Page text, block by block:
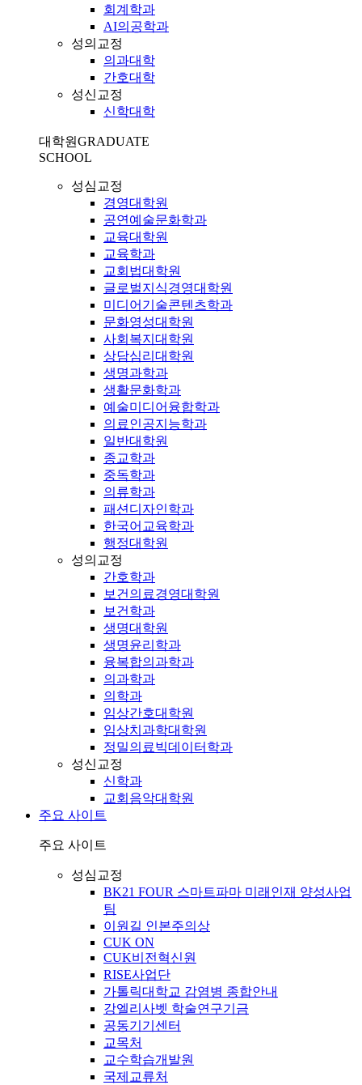
회계학과
AI의공학과
성의교정
의과대학
간호대학
성신교정
신학대학
대학원GRADUATE
SCHOOL
성심교정
경영대학원
공연예술문화학과
교육대학원
교육학과
교회법대학원
글로벌지식경영대학원
미디어기술콘텐츠학과
문화영성대학원
사회복지대학원
상담심리대학원
생명과학과
생활문화학과
예술미디어융합학과
의료인공지능학과
일반대학원
종교학과
중독학과
의류학과
패션디자인학과
한국어교육학과
행정대학원
성의교정
간호학과
보건의료경영대학원
보건학과
생명대학원
생명윤리학과
융복합의과학과
의과학과
의학과
임상간호대학원
임상치과학대학원
정밀의료빅데이터학과
성신교정
신학과
교회음악대학원
주요 사이트
주요 사이트
성심교정
BK21 FOUR 스마트파마 미래인재 양성사업
팀
이원길 인본주의상
CUK ON
CUK비전혁신원
RISE사업단
가톨릭대학교 감염병 종합안내
강엘리사벳 학술연구기금
공동기기센터
교목처
교수학습개발원
국제교류처